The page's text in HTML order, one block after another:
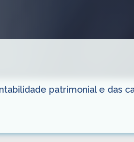
patrimonial e das